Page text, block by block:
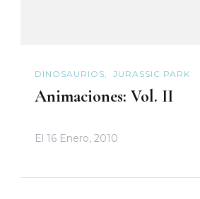
DINOSAURIOS JURASSIC PARK
Animaciones: Vol. II
El 16 Enero, 2010